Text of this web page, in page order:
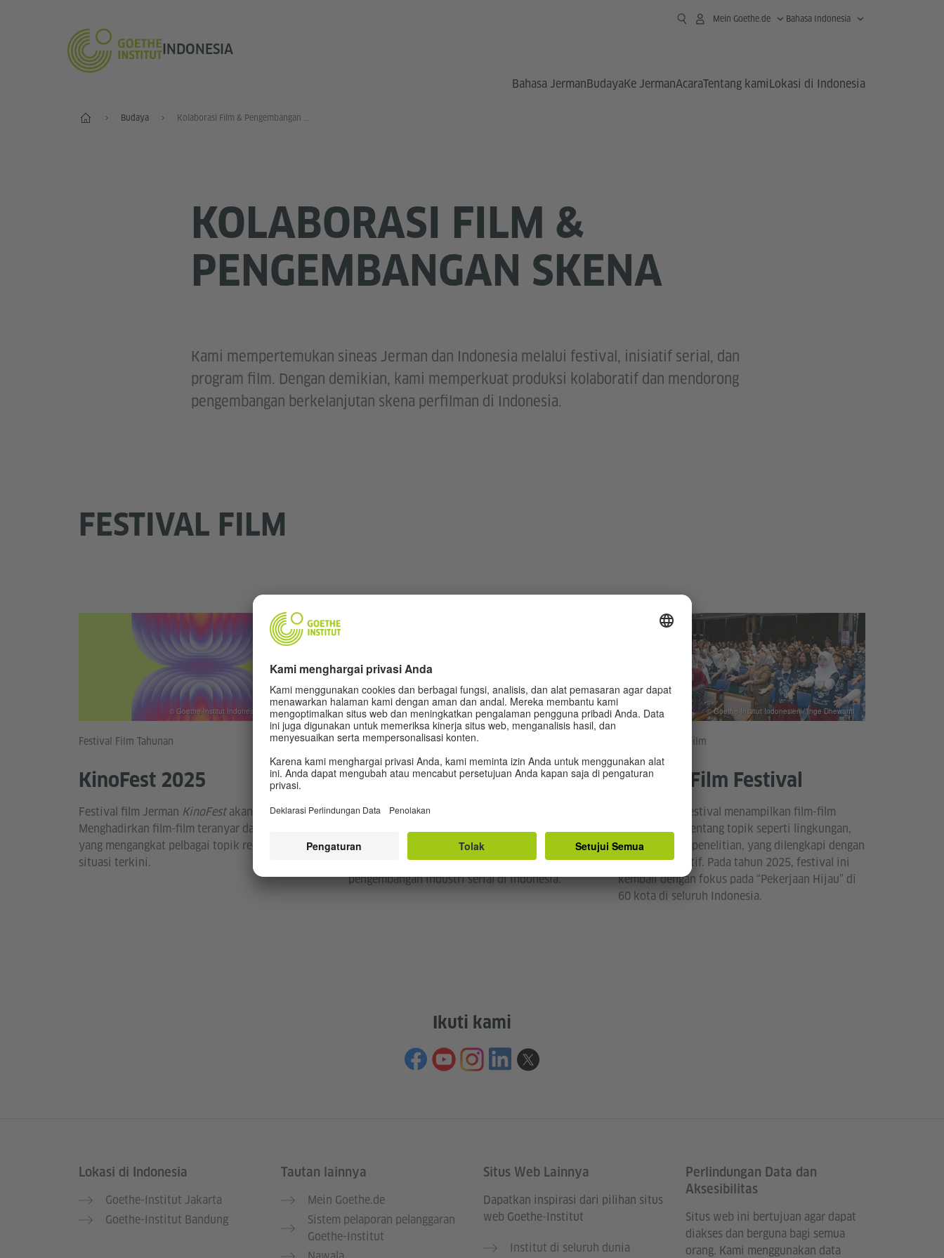
INDONESIA
Mein Goethe.de Bahasa Indonesia
Bahasa JermanBudayaKe JermanAcaraTentang kamiLokasi di Indonesia
Depan Budaya Kolaborasi Film & Pengembangan Skena
KOLABORASI FILM &
PENGEMBANGAN SKENA
Kami mempertemukan sineas Jerman dan Indonesia melalui festival, inisiatif serial, dan
program film. Dengan demikian, kami memperkuat produksi kolaboratif dan mendorong
pengembangan berkelanjutan skena perfilman di Indonesia.
FESTIVAL FILM
Festival Film Tahunan
KinoFest 2025
Festival film Jerman KinoFestakan segera hadir!
Menghadirkan film-film teranyar dari Jerman
yang mengangkat pelbagai topik relevan dalam
situasi terkini.
© Goethe-Institut Indonesia / Anschlaege.de
Festival Serial
Seriale Indonesia
Seriale Indonesia adalah festival serial pertama di
Indonesia yang mempertemukan serial dari
Jerman, Indonesia, dan internasional. Festival ini
memperkuat jejaring, profesionalisme, dan
pengembangan industri serial di Indonesia.
© Goethe-Institut
Inovasi melalui Film
Science Film Festival
Science Film Festival menampilkan film-film
internasional tentang topik seperti lingkungan,
teknologi, dan penelitian, yang dilengkapi dengan
format interaktif. Pada tahun 2025, festival ini
kembali dengan fokus pada “Pekerjaan Hijau” di
60 kota di seluruh Indonesia.
© Goethe-Institut Indonesien / Inge Dhewanti
Ikuti kami
Service- und Informationsbereich
Lokasi di Indonesia
Goethe-Institut Jakarta
Goethe-Institut Bandung
Tautan lainnya
Mein Goethe.de
Sistem pelaporan pelanggaran
Goethe-Institut
Situs Web Lainnya
Dapatkan inspirasi dari pilihan situs
web Goethe-Institut
Institut di seluruh dunia
Perlindungan Data dan
Aksesibilitas
Situs web ini bertujuan agar dapat
diakses dan berguna bagi semua
orang. Kami menggunakan data